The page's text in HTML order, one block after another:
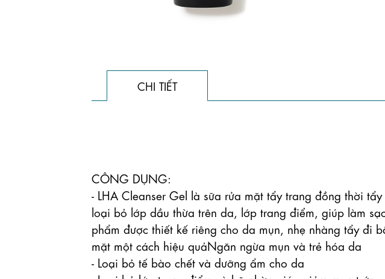
CHI TIẾT
CÔNG DỤNG:
- LHA Cleanser Gel là sữa rửa mặt tẩy trang đồng thời
loại bỏ lớp dầu thừa trên da, lớp trang điểm, giúp làm
phẩm được thiết kế riêng cho da mụn, nhẹ nhàng tẩy đi
mặt một cách hiệu quảNgăn ngừa mụn và trẻ hóa da
- Loại bỏ tế bào chết và dưỡng ẩm cho da